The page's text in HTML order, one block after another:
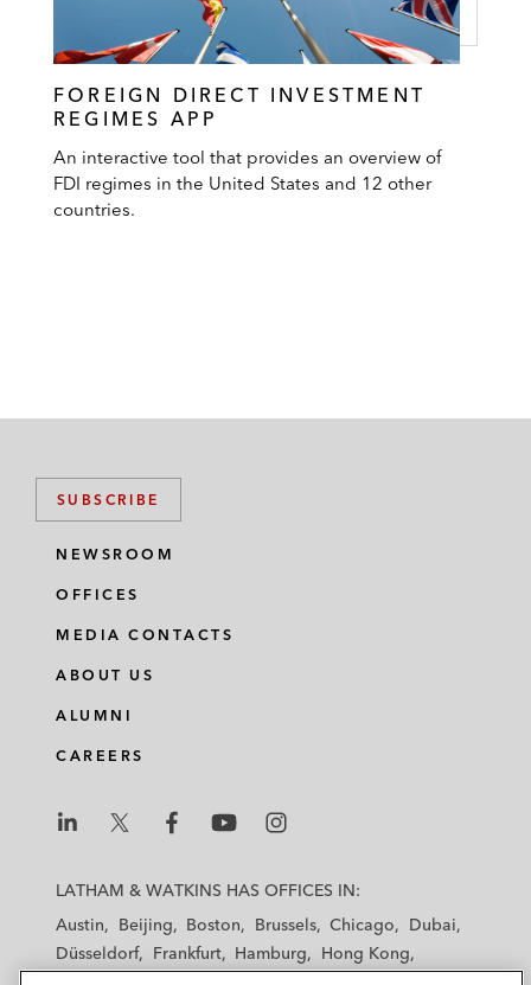
FOREIGN DIRECT INVESTMENT
REGIMES APP
An interactive tool that provides an overview of
FDI regimes in the United States and 12 other
countries.
SUBSCRIBE
NEWSROOM
OFFICES
MEDIA CONTACTS
ABOUT US
ALUMNI
CAREERS
a
a
a
h
a
a
h
a
a
a
a
a
LATHAM & WATKINS HAS OFFICES IN:
Austin
Beijing Boston Brussels Chicago
Dubai
Düsseldorf
Frankfurt Hamburg
Hong Kong